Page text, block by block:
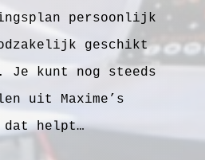
persoonlijk
geschikt
Je kunt nog steeds
uit Maxime’s
helpt…